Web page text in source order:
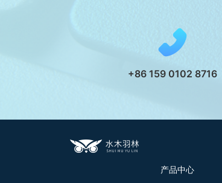
+86 159 0102 8716
产品中心